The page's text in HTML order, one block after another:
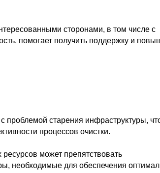
сторонами, в том числе с
помогает получить поддержку и
проблемой старения инфраструктуры,
процессов очистки.
может препятствовать
необходимые для обеспечения